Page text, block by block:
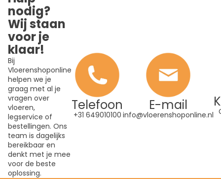
nodig?
Wij staan
voor je
klaar!
Bij
Vloerenshoponline
helpen we je
graag met al je
vragen over
vloeren,
legservice of
bestellingen. Ons
team is dagelijks
bereikbaar en
denkt met je mee
voor de beste
oplossing.
Telefoon
+31 649010100
E-mail
info@vloerenshoponline.nl